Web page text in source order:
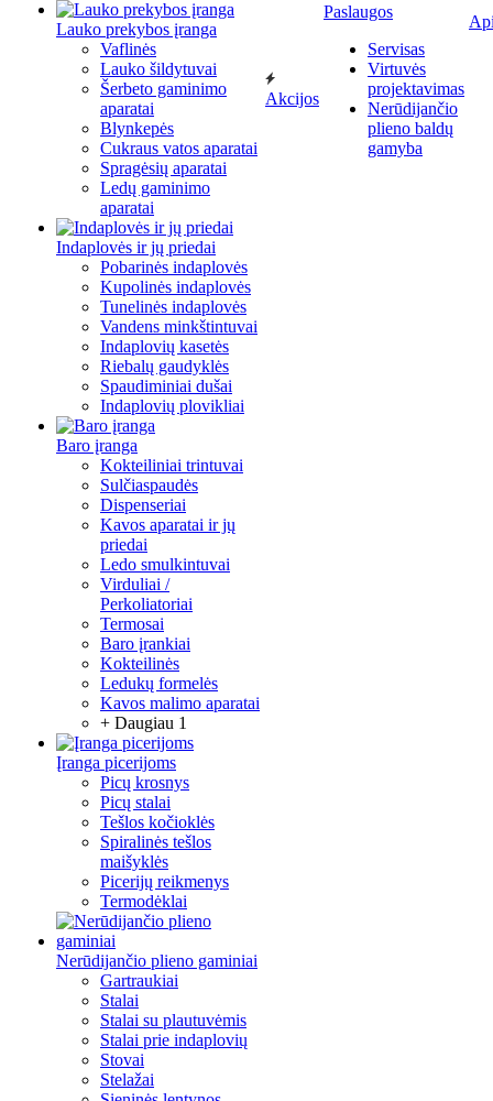
Lauko prekybos įranga
Vaflinės
Lauko šildytuvai
Šerbeto gaminimo
aparatai
Blynkepės
Cukraus vatos aparatai
Spragėsių aparatai
Ledų gaminimo
aparatai
Indaplovės ir jų priedai
Pobarinės indaplovės
Kupolinės indaplovės
Tunelinės indaplovės
Vandens minkštintuvai
Indaplovių kasetės
Riebalų gaudyklės
Spaudiminiai dušai
Indaplovių plovikliai
Baro įranga
Kokteiliniai trintuvai
Sulčiaspaudės
Dispenseriai
Kavos aparatai ir jų
priedai
Ledo smulkintuvai
Virduliai /
Perkoliatoriai
Termosai
Baro įrankiai
Kokteilinės
Ledukų formelės
Kavos malimo aparatai
+ Daugiau 1
Įranga picerijoms
Picų krosnys
Picų stalai
Tešlos kočioklės
Spiralinės tešlos
maišyklės
Picerijų reikmenys
Termodėklai
Nerūdijančio plieno gaminiai
Gartraukiai
Stalai
Stalai su plautuvėmis
Stalai prie indaplovių
Stovai
Stelažai
Akcijos
Paslaugos
Servisas
Virtuvės
projektavimas
Nerūdijančio
plieno baldų
gamyba